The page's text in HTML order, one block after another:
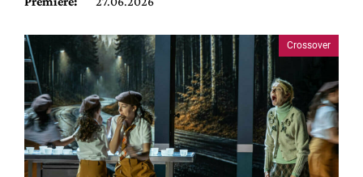
Crossover